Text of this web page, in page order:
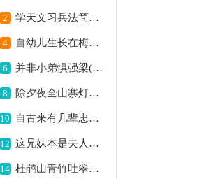
2 学天文习兵法简谱京剧,展现诸葛智谋
4 自幼儿生长在梅龙镇(梅龙镇选段,琴谱)简谱京剧,展现小镇风情
6 并非小弟惧强梁(野猪林林冲唱段)简谱京剧,展现林冲不屈志
8 除夕夜全山寨灯火一片(智取威虎山选段,京胡伴奏谱)简谱京剧,展现山寨热闹氛围
10 自古来有几辈忠臣良将(文天祥选段,琴谱)简谱京剧,展现忠臣浩然正气
12 这兄妹本是夫人话(红娘红娘唱段)简谱京剧,展现红娘机智风采
14 杜鹃山青竹吐翠简谱京剧,展现山林意境美